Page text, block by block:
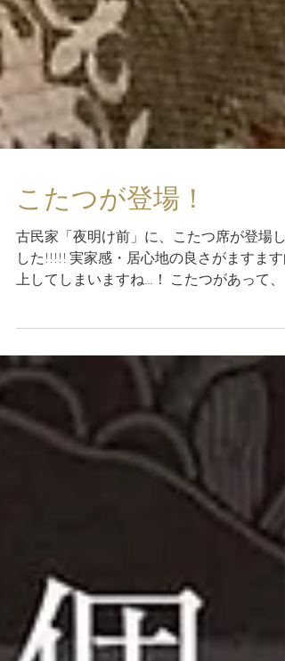
こたつが登場！
古民家「夜明け前」に、こたつ席が登場し
上してしまいますね…！ こたつがあって、
Wi-Fiがあって、美味しいコーヒーやお食事
もある古民家です♡ お越しの際はぜひお炬
燵で足元暖めてくださいませ